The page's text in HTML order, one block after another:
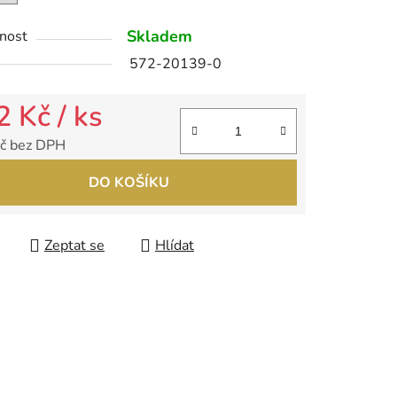
Skladem
572-20139-0
Kč/ ks
bez DPH
DO KOŠÍKU
Zeptat se Hlídat